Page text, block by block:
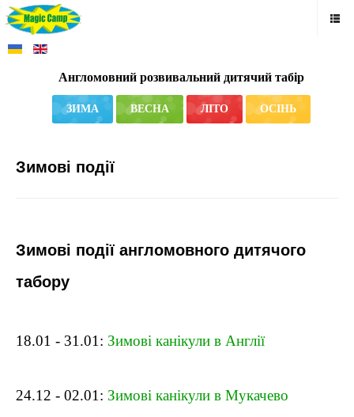
Англомовний розвивальний дитячий табір
ЗИМА ВЕСНА ЛІТО ОСІНЬ
Зимові події
Зимові події англомовного дитячого
табору
18.01 - 31.01: Зимові канікули в Англії
24.12 - 02.01: Зимові канікули в Мукачево